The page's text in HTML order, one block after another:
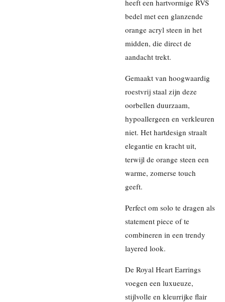
heeft een hartvormige RVS
bedel met een glanzende
orange acryl steen in het
midden, die direct de
aandacht trekt.
Gemaakt van hoogwaardig
roestvrij staal zijn deze
oorbellen duurzaam,
hypoallergeen en verkleuren
niet. Het hartdesign straalt
elegantie en kracht uit,
terwijl de orange steen een
warme, zomerse touch
geeft.
Perfect om solo te dragen als
statement piece of te
combineren in een trendy
layered look.
De Royal Heart Earrings
voegen een luxueuze,
stijlvolle en kleurrijke flair